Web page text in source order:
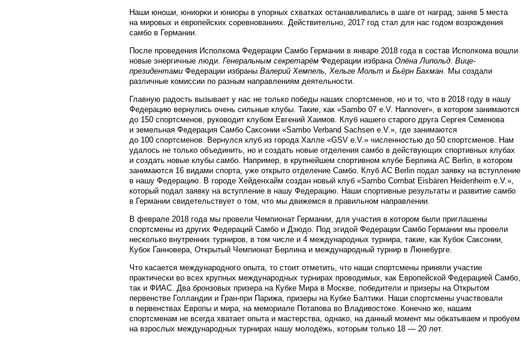
Наши юноши, юниорки и юниоры в упорных схватках останавливались в шаге от наград, заняв 5 места
на мировых и европейских соревнованиях. Действительно, 2017 год стал для нас годом возрождения
самбо в Германии.
После проведения Исполкома Федерации Самбо Германии в январе 2018 года в состав Исполкома вошли
новые энергичные люди. Генеральным секретарём Федерации избрана Олёна Липольд. Вице-
президентами Федерации избраны Валерий Хемпель, Хельге Мольт и Бьёрн Бахман. Мы создали
различные комиссии по разным направлениям деятельности.
Главную радость вызывает у нас не только победы наших спортсменов, но и то, что в 2018 году в нашу
Федерацию вернулись очень сильные клубы. Такие, как «Sambo 07 e.V. Hannover», в котором занимаются
до 150 спортсменов, руководит клубом Евгений Хаимов. Клуб нашего старого друга Сергея Семенова
и земельная Федерация Самбо Саксонии «Sambo Verband Sachsen e.V.», где занимаются
до 100 спортсменов. Вернулся клуб из города Халле «GSV e.V.» численностью до 50 спортсменов. Нам
удалось не только объединить, но и создать новые отделения самбо в действующих спортивных клубах
и создать новые клубы самбо. Например, в крупнейшем спортивном клубе Берлина АС Berlin, в котором
занимаются 16 видами спорта, уже открыто отделение Самбо. Клуб АС Berlin подал заявку на вступление
в нашу Федерацию. В городе Хейденхайм создан новый клуб «Sambo Combat Eisbären Heidenheim e.V.»,
который подал заявку на вступление в нашу Федерацию. Наши спортивные результаты и развитие самбо
в Германии свидетельствует о том, что мы движемся в правильном направлении.
В феврале 2018 года мы провели Чемпионат Германии, для участия в котором были приглашены
спортсмены из других Федераций Самбо и Дзюдо. Под эгидой Федерации Самбо Германии мы провели
несколько внутренних турниров, в том числе и 4 международных турнира, такие, как Кубок Саксонии,
Кубок Ганновера, Открытый Чемпионат Берлина и международный турнир в Люнебурге.
Что касается международного опыта, то стоит отметить, что наши спортсмены приняли участие
практически во всех крупных международных турнирах проводимых, как Европейской Федерацией Самбо,
так и ФИАС. Два бронзовых призера на Кубке Мира в Москве, победители и призеры на Открытом
первенстве Голландии и Гран-при Парижа, призеры на Кубке Балтики. Наши спортсмены участвовали
в первенствах Европы и мира, на мемориале Потапова во Владивостоке. Конечно же, нашим
спортсменам не всегда хватает опыта и мастерства, однако, на данный момент мы обкатываем и пробуем
на взрослых международных турнирах нашу молодёжь, которым только 18 — 20 лет.